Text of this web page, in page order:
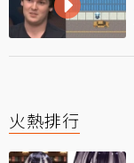
火熱排行